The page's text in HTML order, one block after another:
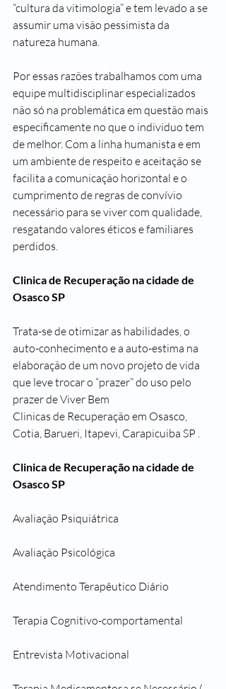
“cultura da vitimologia” e tem levado a se
assumir uma visão pessimista da
natureza humana.
Por essas razões trabalhamos com uma
equipe multidisciplinar especializados
não só na problemática em questão mais
especificamente no que o individuo tem
de melhor. Com a linha humanista e em
um ambiente de respeito e aceitação se
facilita a comunicação horizontal e o
cumprimento de regras de convívio
necessário para se viver com qualidade,
resgatando valores éticos e familiares
perdidos.
Clinica de Recuperação na cidade de
Osasco SP
Trata-se de otimizar as habilidades, o
auto-conhecimento e a auto-estima na
elaboração de um novo projeto de vida
que leve trocar o “prazer” do uso pelo
prazer de Viver Bem
Clinicas de Recuperação em Osasco,
Cotia, Barueri, Itapevi, Carapicuiba SP .
Clinica de Recuperação na cidade de
Osasco SP
Avaliação Psiquiátrica
Avaliação Psicológica
Atendimento Terapêutico Diário
Terapia Cognitivo-comportamental
Entrevista Motivacional